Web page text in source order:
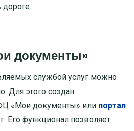
документы»
службой услуг можно
Для этого создан
«Мои документы» или портал
Его функционал позволяет: